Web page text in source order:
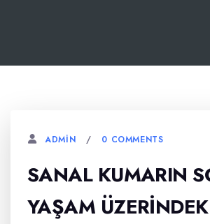
ADMIN 0 COMMENTS
SANAL KUMARIN
YAŞAM